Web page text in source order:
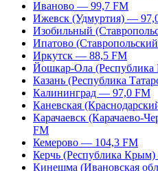
Иваново — 99,7 FM
Ижевск (Удмуртия) —
Изобильный
Ипатово
Иркутск — 88,5 FM
Йошкар-Ола
Казань (Республика
Калининград — 97,0 FM
Каневская
Карачаевск (Карачаево-
FM
Кемерово — 104,3 FM
Керчь (Республика
Кинешма (Ивановская